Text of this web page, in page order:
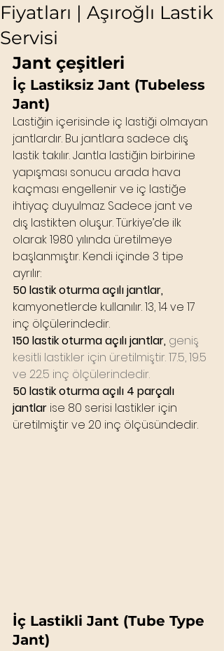
Fiyatları | Aşıroğlı Lastik
Servisi
Jant çeşitleri
İç Lastiksiz Jant (Tubeless
Jant)
Lastiğin içerisinde iç lastiği olmayan
jantlardır. Bu jantlara sadece dış
lastik takılır. Jantla lastiğin birbirine
yapışması sonucu arada hava
kaçması engellenir ve iç lastiğe
ihtiyaç duyulmaz. Sadece jant ve
dış lastikten oluşur. Türkiye’de ilk
olarak 1980 yılında üretilmeye
başlanmıştır. Kendi içinde 3 tipe
ayrılır:
50 lastik oturma açılı jantlar,
kamyonetlerde kullanılır. 13, 14 ve 17
inç ölçülerindedir.
150 lastik oturma açılı jantlar, geniş
kesitli lastikler için üretilmiştir. 17.5, 19.5
ve 22.5 inç ölçülerindedir.
50 lastik oturma açılı 4 parçalı
jantlar ise 80 serisi lastikler için
üretilmiştir ve 20 inç ölçüsündedir.
İç Lastikli Jant (Tube Type
Jant)